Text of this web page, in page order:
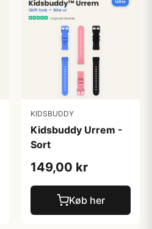
KIDSBUDDY
Kidsbuddy Urrem -
Sort
149,00 kr
Køb her